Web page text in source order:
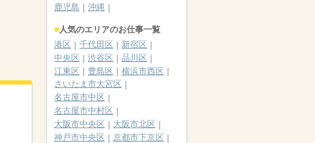
鹿児島
沖縄
人気のエリアのお仕事一覧
港区
千代田区
新宿区
中央区
渋谷区
品川区
江東区
豊島区
横浜市西区
さいたま市大宮区
名古屋市中区
名古屋市中村区
大阪市中央区
大阪市北区
神戸市中央区
京都市下京区